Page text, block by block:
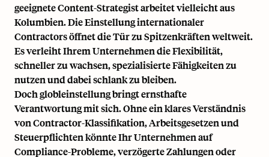
geeignete Content-Strategist arbeitet vielleicht aus
Kolumbien. Die Einstellung internationaler
Contractors öffnet die Tür zu Spitzenkräften weltweit.
Es verleiht Ihrem Unternehmen die Flexibilität,
schneller zu wachsen, spezialisierte Fähigkeiten zu
nutzen und dabei schlank zu bleiben.
Doch globleinstellung bringt ernsthafte
Verantwortung mit sich. Ohne ein klares Verständnis
von Contractor-Klassifikation, Arbeitsgesetzen und
Steuerpflichten könnte Ihr Unternehmen auf
Compliance-Probleme, verzögerte Zahlungen oder